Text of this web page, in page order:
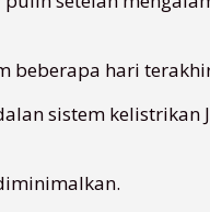
beberapa hari
sistem